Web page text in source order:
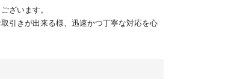
ざいます。
引きが出来る様、迅速かつ丁寧な対応を心